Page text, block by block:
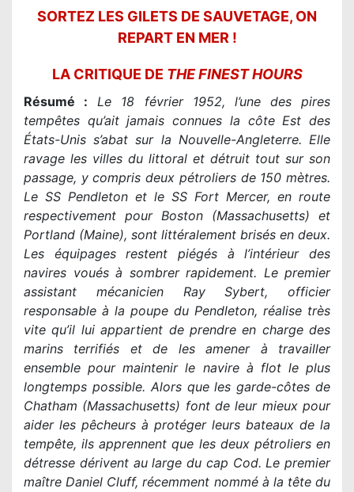
SORTEZ LES GILETS DE SAUVETAGE, ON
REPART EN MER !
LA CRITIQUE DE THE FINEST HOURS
Résumé :
Le 18 février 1952, l’une des pires
tempêtes qu’ait jamais connues la côte Est des
États-Unis s’abat sur la Nouvelle-Angleterre. Elle
ravage les villes du littoral et détruit tout sur son
passage, y compris deux pétroliers de 150 mètres.
Le SS Pendleton et le SS Fort Mercer, en route
respectivement pour Boston (Massachusetts) et
Portland (Maine), sont littéralement brisés en deux.
Les équipages restent piégés à l’intérieur des
navires voués à sombrer rapidement. Le premier
assistant mécanicien Ray Sybert, officier
responsable à la poupe du Pendleton, réalise très
vite qu’il lui appartient de prendre en charge des
marins terrifiés et de les amener à travailler
ensemble pour maintenir le navire à flot le plus
longtemps possible. Alors que les garde-côtes de
Chatham (Massachusetts) font de leur mieux pour
aider les pêcheurs à protéger leurs bateaux de la
tempête, ils apprennent que les deux pétroliers en
détresse dérivent au large du cap Cod. Le premier
maître Daniel Cluff, récemment nommé à la tête du